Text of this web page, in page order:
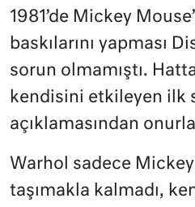
1981’de Mickey
baskılarını yapması
sorun olmamıştı.
kendisini etkileyen ilk
açıklamasından
Warhol sadece Mickey
taşımakla kalmadı,